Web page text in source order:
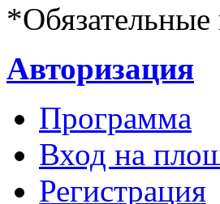
*Обязательные
Авторизация
Программа
Вход на
Регистрация